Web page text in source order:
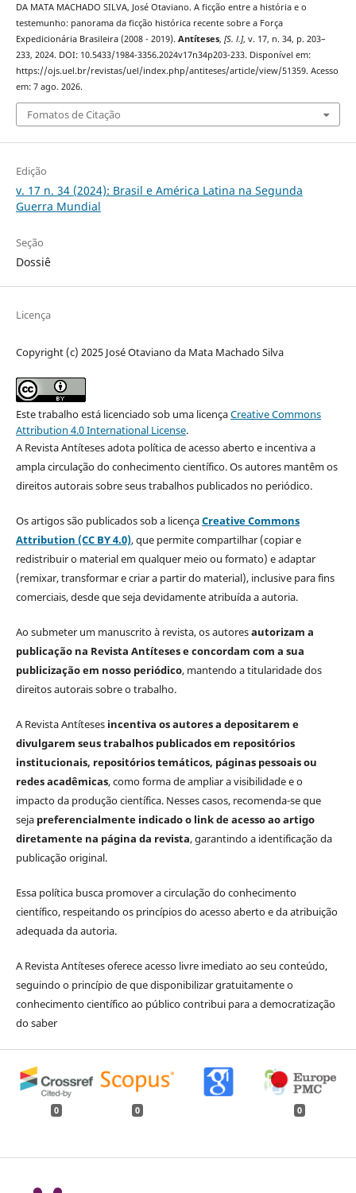
DA MATA MACHADO SILVA, José Otaviano. A ficção entre a história e o
testemunho: panorama da ficção histórica recente sobre a Força
Expedicionária Brasileira (2008 - 2019). Antíteses, [S. l.], v. 17, n. 34, p. 203–
233, 2024. DOI: 10.5433/1984-3356.2024v17n34p203-233. Disponível em:
https://ojs.uel.br/revistas/uel/index.php/antiteses/article/view/51359. Acesso
em: 7 ago. 2026.
Fomatos de Citação
Edição
v. 17 n. 34 (2024): Brasil e América Latina na Segunda
Guerra Mundial
Seção
Dossiê
Licença
Copyright (c) 2025 José Otaviano da Mata Machado Silva
Este trabalho está licenciado sob uma licençaCreative Commons
Attribution 4.0 International License.
A Revista Antíteses adota política de acesso aberto e incentiva a
ampla circulação do conhecimento científico. Os autores mantêm os
direitos autorais sobre seus trabalhos publicados no periódico.
Os artigos são publicados sob a licençaCreative Commons
Attribution (CC BY 4.0), que permite compartilhar (copiar e
redistribuir o material em qualquer meio ou formato) e adaptar
(remixar, transformar e criar a partir do material), inclusive para fins
comerciais, desde que seja devidamente atribuída a autoria.
Ao submeter um manuscrito à revista, os autoresautorizam a
publicação na Revista Antíteses e concordam com a sua
publicização em nosso periódico, mantendo a titularidade dos
direitos autorais sobre o trabalho.
A Revista Antíteses incentiva os autores a depositarem e
divulgarem seus trabalhos publicados em repositórios
institucionais, repositórios temáticos, páginas pessoais ou
redes acadêmicas, como forma de ampliar a visibilidade e o
impacto da produção científica. Nesses casos, recomenda-se que
seja preferencialmente indicado o link de acesso ao artigo
diretamente na página da revista, garantindo a identificação da
publicação original.
Essa política busca promover a circulação do conhecimento
científico, respeitando os princípios do acesso aberto e da atribuição
adequada da autoria.
A Revista Antíteses oferece acesso livre imediato ao seu conteúdo,
seguindo o princípio de que disponibilizar gratuitamente o
conhecimento científico ao público contribui para a democratização
do saber
0 0 0